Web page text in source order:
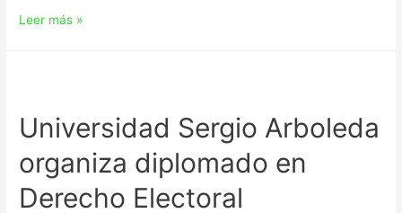
Leer más »
Universidad Sergio Arboleda
organiza diplomado en
Derecho Electoral